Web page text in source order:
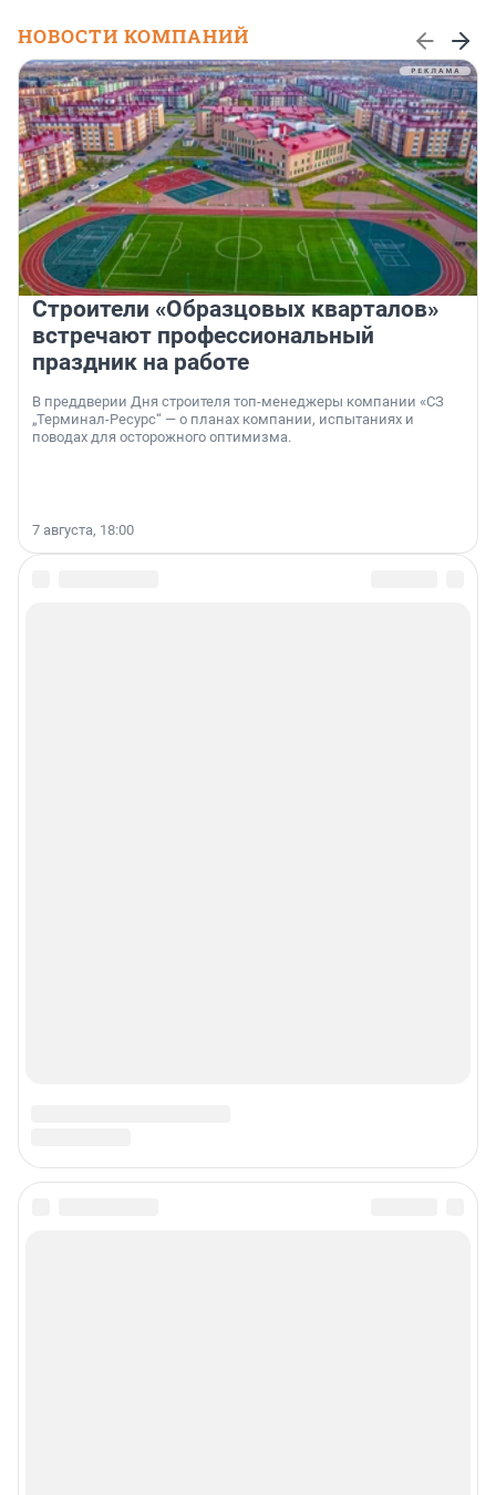
НОВОСТИ КОМПАНИЙ
Строители «Образцовых кварталов»
встречают профессиональный
праздник на работе
В преддверии Дня строителя топ-менеджеры компании «СЗ
„Терминал-Ресурс“ — о планах компании, испытаниях и
поводах для осторожного оптимизма.
7 августа, 18:00